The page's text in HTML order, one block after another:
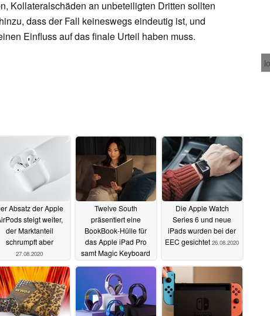
Kollateralschäden an unbeteiligten Dritten sollten
dass der Fall keineswegs eindeutig ist, und
Einfluss auf das finale Urteil haben muss.
Absatz der Apple
steigt weiter,
der Marktanteil
schrumpft aber
27.08.2020
Twelve South
präsentiert eine
BookBook-Hülle für
das Apple iPad Pro
samt Magic Keyboard
26.08.2020
Die Apple Watch
Series 6 und neue
iPads wurden bei der
EEC gesichtet 26.08.2020